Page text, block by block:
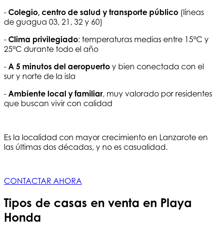
- Colegio, centro de salud y transporte público (líneas
de guagua 03, 21, 32 y 60)
- Clima privilegiado: temperaturas medias entre 15°C y
25°C durante todo el año
- A 5 minutos del aeropuerto y bien conectada con el
sur y norte de la isla
- Ambiente local y familiar, muy valorado por residentes
que buscan vivir con calidad
Es la localidad con mayor crecimiento en Lanzarote en
las últimas dos décadas, y no es casualidad.
CONTACTAR AHORA
Tipos de casas en venta en Playa
Honda